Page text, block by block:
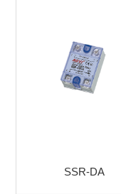
SSR-DA